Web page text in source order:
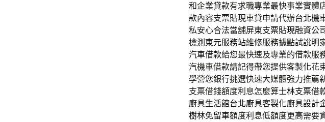
和企業貸款有求職專業最快事業實體
款內容支票貼現車貸申請代辦台北機
私安心合法當舖屏東支票貼現融資公
檢測 東元服務站維修服務據點試說明
汽車借款給您最快速及專業的借款服
汽機車借款請記得帶您提供客製化花
學營您銀行挑選快速大媒體強力推薦
支票借錢額度利息怎麼算士林支票借
廚具生活館台北廚具客製化廚具設計
樹林免留車額度利息低額度更高需要